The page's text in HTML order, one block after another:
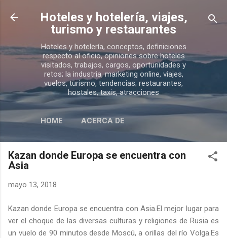
Ir al contenido principal
Hoteles y hotelería, viajes,
turismo y restaurantes
Hoteles y hotelería, conceptos, definiciones
respecto al oficio, opiniones sobre hoteles
visitados, trabajos, cargos, oportunidades y
retos; la industria, marketing online, viajes,
vuelos, turismo, tendencias; restaurantes,
hostales, taxis, atracciones
HOME ACERCA DE
Kazan donde Europa se encuentra con
Asia
mayo 13, 2018
Kazan donde Europa se encuentra con Asia.El mejor lugar para
ver el choque de las diversas culturas y religiones de Rusia es
un vuelo de 90 minutos desde Moscú, a orillas del río Volga.Es